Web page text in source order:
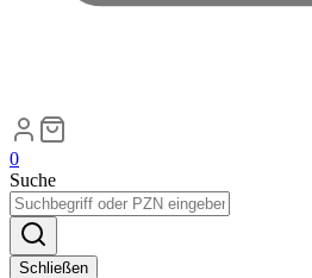
0
Suche
Schließen